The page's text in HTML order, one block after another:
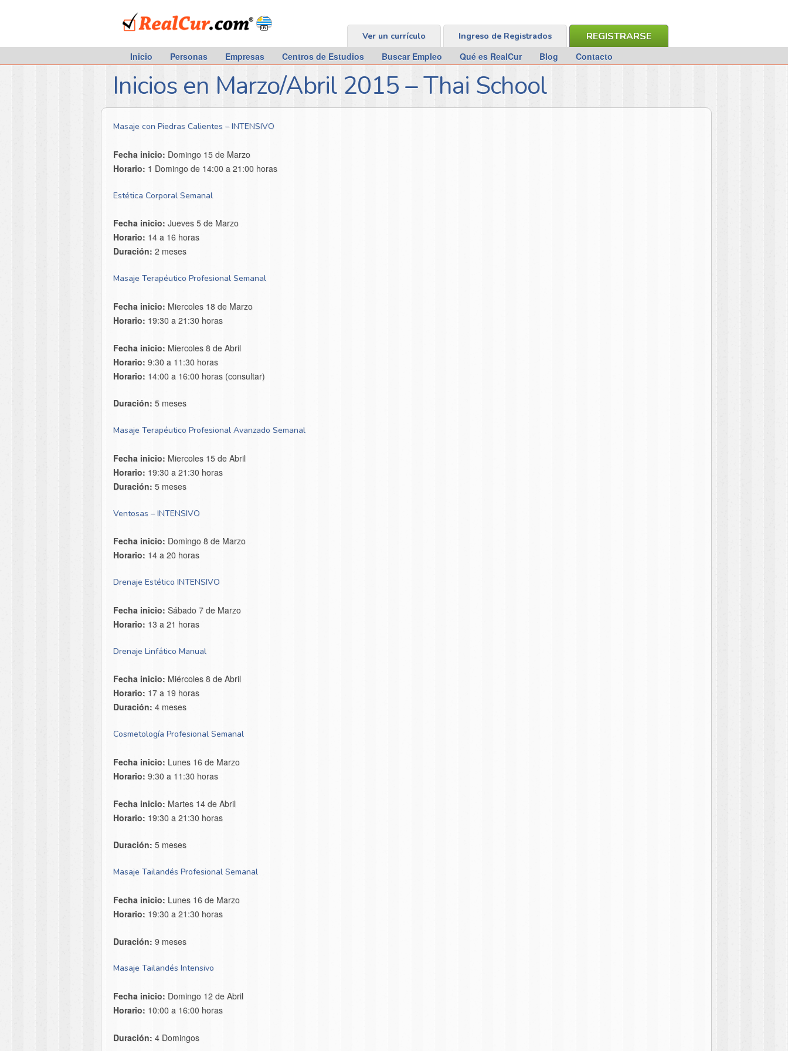
RealCur.com
REGISTRARSE
Ingreso de Registrados
Ver un currículo
Inicio Personas Empresas Centros de Estudios Buscar Empleo Qué es RealCur Blog Contacto
Inicios en Marzo/Abril 2015 – Thai School
Masaje con Piedras Calientes – INTENSIVO
Fecha inicio: Domingo 15 de Marzo
Horario: 1 Domingo de 14:00 a 21:00 horas
Estética Corporal Semanal
Fecha inicio: Jueves 5 de Marzo
Horario: 14 a 16 horas
Duración: 2 meses
Masaje Terapéutico Profesional Semanal
Fecha inicio: Miercoles 18 de Marzo
Horario: 19:30 a 21:30 horas
Fecha inicio: Miercoles 8 de Abril
Horario: 9:30 a 11:30 horas
Horario: 14:00 a 16:00 horas (consultar)
Duración: 5 meses
Masaje Terapéutico Profesional Avanzado Semanal
Fecha inicio: Miercoles 15 de Abril
Horario: 19:30 a 21:30 horas
Duración: 5 meses
Ventosas – INTENSIVO
Fecha inicio: Domingo 8 de Marzo
Horario: 14 a 20 horas
Drenaje Estético INTENSIVO
Fecha inicio: Sábado 7 de Marzo
Horario: 13 a 21 horas
Drenaje Linfático Manual
Fecha inicio: Miércoles 8 de Abril
Horario: 17 a 19 horas
Duración: 4 meses
Cosmetología Profesional Semanal
Fecha inicio: Lunes 16 de Marzo
Horario: 9:30 a 11:30 horas
Fecha inicio: Martes 14 de Abril
Horario: 19:30 a 21:30 horas
Duración: 5 meses
Masaje Tailandés Profesional Semanal
Fecha inicio: Lunes 16 de Marzo
Horario: 19:30 a 21:30 horas
Duración: 9 meses
Masaje Tailandés Intensivo
Fecha inicio: Domingo 12 de Abril
Horario: 10:00 a 16:00 horas
Duración: 4 Domingos